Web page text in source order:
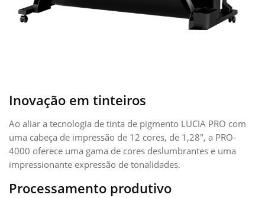
Inovação em tinteiros
Ao aliar a tecnologia de tinta de pigmento LUCIA PRO com
uma cabeça de impressão de 12 cores, de 1,28", a PRO-
4000 oferece uma gama de cores deslumbrantes e uma
impressionante expressão de tonalidades.
Processamento produtivo